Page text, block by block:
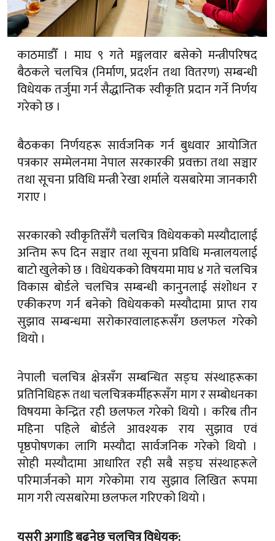
काठमाडौँ । माघ ९ गते मङ्गलवार बसेको मन्त्रीपरिषद
बैठकले चलचित्र (निर्माण, प्रदर्शन तथा वितरण) सम्बन्धी
विधेयक तर्जुमा गर्न सैद्धान्तिक स्वीकृति प्रदान गर्ने निर्णय
गरेको छ ।
बैठकका निर्णयहरू सार्वजनिक गर्न बुधवार आयोजित
पत्रकार सम्मेलनमा नेपाल सरकारकी प्रवक्ता तथा सञ्चार
तथा सूचना प्रविधि मन्त्री रेखा शर्माले यसबारेमा जानकारी
गराए ।
सरकारको स्वीकृतिसँगै चलचित्र विधेयकको मस्यौदालाई
अन्तिम रूप दिन सञ्चार तथा सूचना प्रविधि मन्त्रालयलाई
बाटो खुलेको छ । विधेयकको विषयमा माघ ४ गते चलचित्र
विकास बोर्डले चलचित्र सम्बन्धी कानुनलाई संशोधन र
एकीकरण गर्न बनेको विधेयकको मस्यौदामा प्राप्त राय
सुझाव सम्बन्धमा सरोकारवालाहरूसँग छलफल गरेको
थियो ।
नेपाली चलचित्र क्षेत्रसँग सम्बन्धित सङ्घ संस्थाहरूका
प्रतिनिधिहरू तथा चलचित्रकर्मीहरूसँग माग र सम्बोधनका
विषयमा केन्द्रित रही छलफल गरेको थियो । करिब तीन
महिना पहिले बोर्डले आवश्यक राय सुझाव एवं
पृष्ठपोषणका लागि मस्यौदा सार्वजनिक गरेको थियो ।
सोही मस्यौदामा आधारित रही सबै सङ्घ संस्थाहरूले
परिमार्जनको माग गरेकोमा राय सुझाव लिखित रूपमा
माग गरी त्यसबारेमा छलफल गरिएको थियो ।